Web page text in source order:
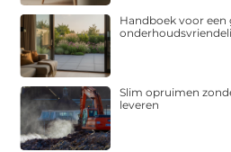
Handboek voor een
Slim opruimen
leveren